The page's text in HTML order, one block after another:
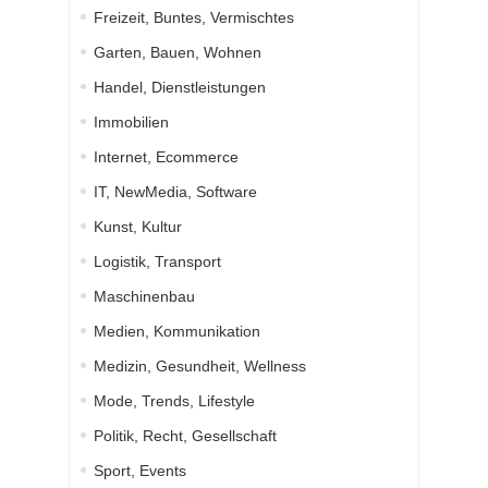
Freizeit, Buntes, Vermischtes
Garten, Bauen, Wohnen
Handel, Dienstleistungen
Immobilien
Internet, Ecommerce
IT, NewMedia, Software
Kunst, Kultur
Logistik, Transport
Maschinenbau
Medien, Kommunikation
Medizin, Gesundheit, Wellness
Mode, Trends, Lifestyle
Politik, Recht, Gesellschaft
Sport, Events